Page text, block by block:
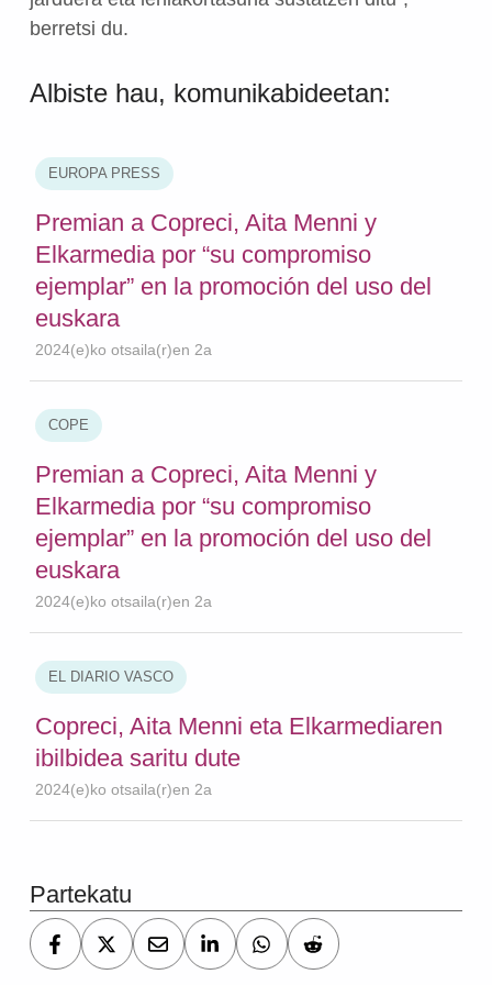
berretsi du.
Albiste hau, komunikabideetan:
EUROPA PRESS
Premian a Copreci, Aita Menni y
Elkarmedia por “su compromiso
ejemplar” en la promoción del uso del
euskara
2024(e)ko otsaila(r)en 2a
COPE
Premian a Copreci, Aita Menni y
Elkarmedia por “su compromiso
ejemplar” en la promoción del uso del
euskara
2024(e)ko otsaila(r)en 2a
EL DIARIO VASCO
Copreci, Aita Menni eta Elkarmediaren
ibilbidea saritu dute
2024(e)ko otsaila(r)en 2a
Skip back to main navigation
Partekatu